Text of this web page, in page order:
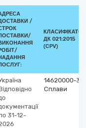
/
КЛАСИФІКАТОР
ДК 021:2015
(CPV)
31-12-
14620000-3
Сплави